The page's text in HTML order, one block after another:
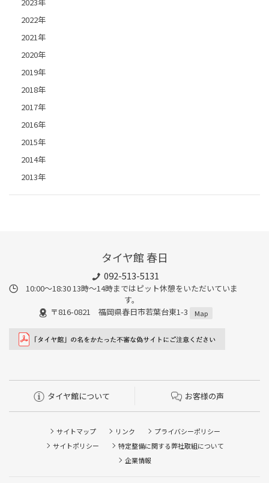
2022年
2021年
2020年
2019年
2018年
2017年
2016年
2015年
2014年
2013年
タイヤ館 春日
092-513-5131
10:00～18:30 13時〜14時まではピット休憩をいただいていま
す。
〒816-0821 福岡県春日市若葉台東1-3
Map
タイヤ館について お客様の声
サイトマップ リンク
プライバシーポリシー
サイトポリシー
特定整備に関する弊社取組について
企業情報